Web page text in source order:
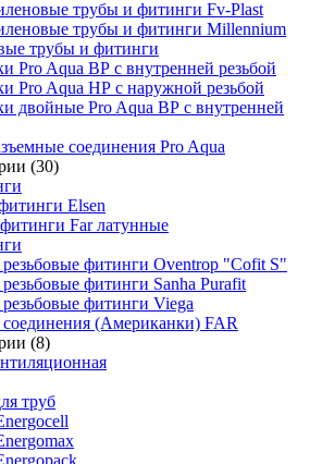
трубы и фитинги Fv-Plast
трубы и фитинги Millennium
трубы и фитинги
Pro Aqua ВР с внутренней резьбой
Pro Aqua НР с наружной резьбой
двойные Pro Aqua ВР с внутренней
соединения Pro Aqua
(30)
Elsen
Far латунные
фитинги Oventrop "Cofit S"
фитинги Sanha Purafit
фитинги Viega
(Американки) FAR
(8)
труб